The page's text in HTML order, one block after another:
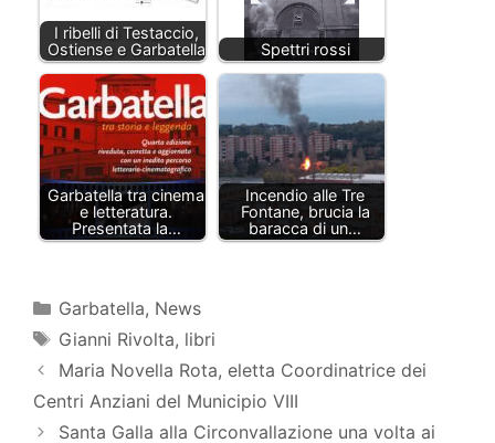
I ribelli di Testaccio,
Ostiense e Garbatella
Spettri rossi
Garbatella tra cinema
e letteratura.
Presentata la…
Incendio alle Tre
Fontane, brucia la
baracca di un…
Categorie
Garbatella, News
Tag
Gianni Rivolta, libri
Maria Novella Rota, eletta Coordinatrice dei
Centri Anziani del Municipio VIII
Santa Galla alla Circonvallazione una volta ai